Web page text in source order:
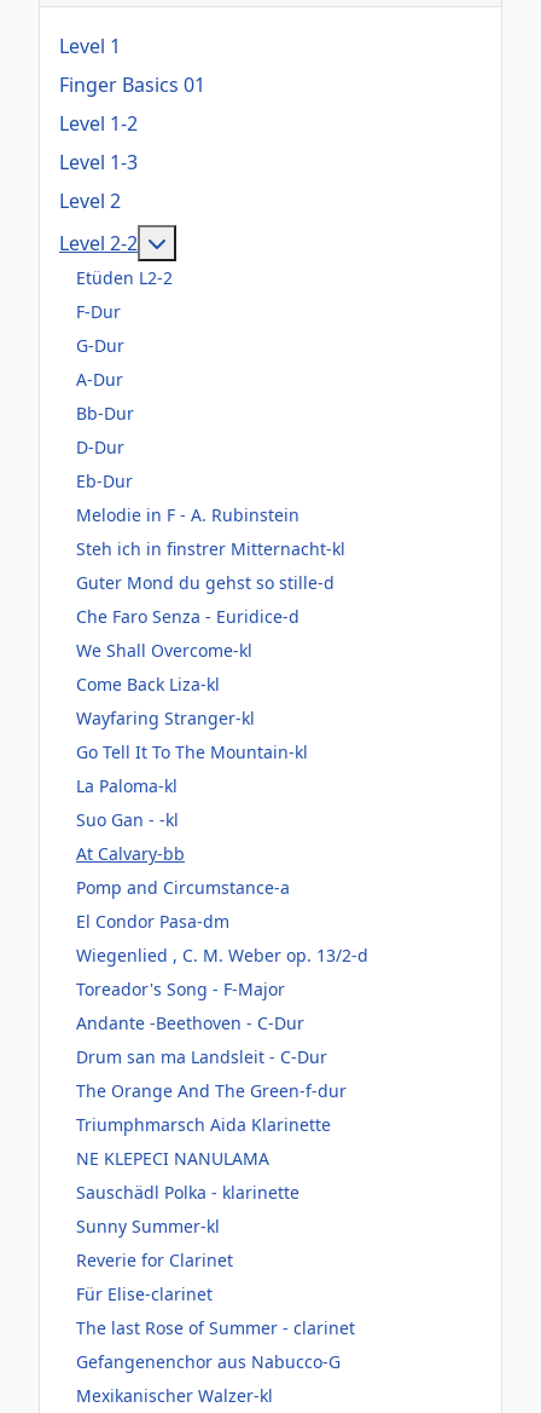
Level 1
Finger Basics 01
Level 1-2
Level 1-3
Level 2
Level 2-2
Etüden L2-2
F-Dur
G-Dur
A-Dur
Bb-Dur
D-Dur
Eb-Dur
Melodie in F - A. Rubinstein
Steh ich in finstrer Mitternacht-kl
Guter Mond du gehst so stille-d
Che Faro Senza - Euridice-d
We Shall Overcome-kl
Come Back Liza-kl
Wayfaring Stranger-kl
Go Tell It To The Mountain-kl
La Paloma-kl
Suo Gan - -kl
At Calvary-bb
Pomp and Circumstance-a
El Condor Pasa-dm
Wiegenlied , C. M. Weber op. 13/2-d
Toreador's Song - F-Major
Andante -Beethoven - C-Dur
Drum san ma Landsleit - C-Dur
The Orange And The Green-f-dur
Triumphmarsch Aida Klarinette
NE KLEPECI NANULAMA
Sauschädl Polka - klarinette
Sunny Summer-kl
Reverie for Clarinet
Für Elise-clarinet
The last Rose of Summer - clarinet
Gefangenenchor aus Nabucco-G
Mexikanischer Walzer-kl